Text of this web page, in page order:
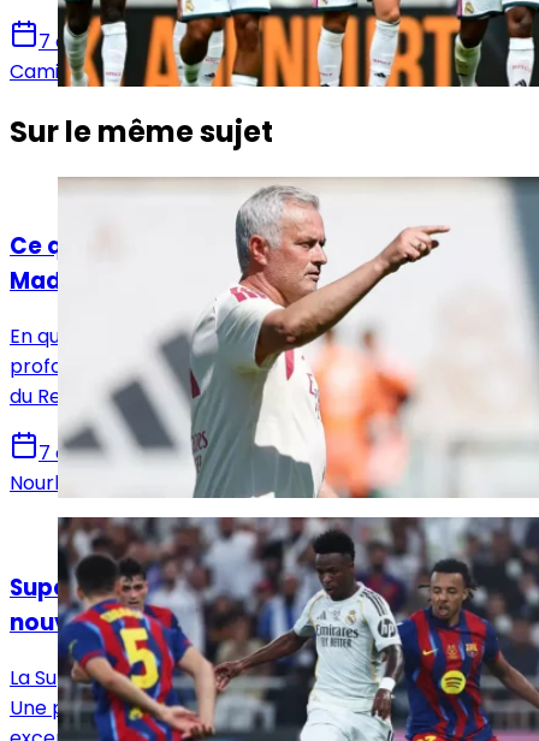
7 août 2026
Camille Santos
Sur le même sujet
Actualités
Ce que Mourinho a déjà changé au Real
Madrid
En quelques semaines, José Mourinho aurait déjà
profondément transformé l’atmosphère du vestiaire
du Real Madrid et imposé une nouvelle dynamique.
7 août 2026
Nourhane Haroui
Actualités
Supercoupe d’Espagne 2027 : Istanbul, la
nouvelle destination envisagée par la RFEF
La Supercoupe d’Espagne 2027 se disputera à Istanbul.
Une première pour la compétition, qui quittera